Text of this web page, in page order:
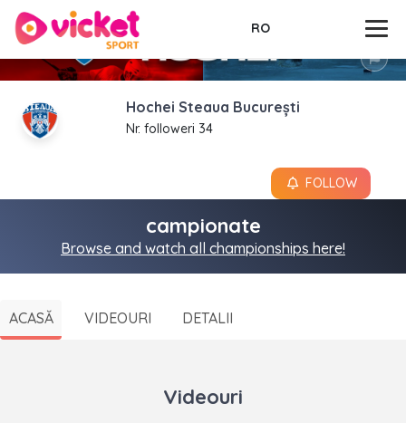
RO
Hochei Steaua București
Nr. followeri 34
FOLLOW
campionate
Browse and watch all championships here!
ACASĂ VIDEOURI DETALII
Videouri